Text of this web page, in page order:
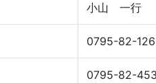
小山 一行
0795-82-
0795-82-